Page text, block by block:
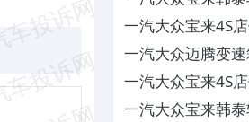
以更换
一汽大众宝来4S
售后保障成空谈
一汽大众迈腾变
态，要求免费换
一汽大众宝来4S
售后保障成空谈
一汽大众宝来韩